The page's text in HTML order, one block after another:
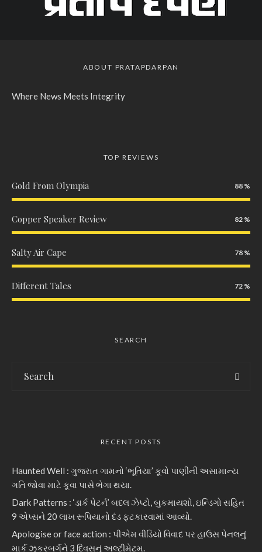
ABOUT PRATAPDARPAN
Where News Meets Integrity
TOP REVIEWS
Gold From Olympia 88
Copper Speaker Review 82
Salty Air Cape 78
Different Tales 72
SEARCH
RECENT POSTS
Haunted Well : ગુજરાત ગામનો ‘ભૂતિયા’ કૂવો પાણીની અસામાન્ય
ગતિ જોવા માટે કૂવા પાસે ભેગા થયા.
Dark Patterns : ‘ડાર્ક પેટર્ન’ બદલ ઝેપ્ટો, બુકમાયશો, ઇન્ડિગો સહિત
9 એપ્સને 20 લાખ રૂપિયાનો દંડ ફટકારવામાં આવ્યો.
Apologise or face action : પીએમ વીડિયો વિવાદ પર હાઉસ પેનલનું
માર્ક ઝુકરબર્ગને 3 દિવસનું અલ્ટીમેટમ.